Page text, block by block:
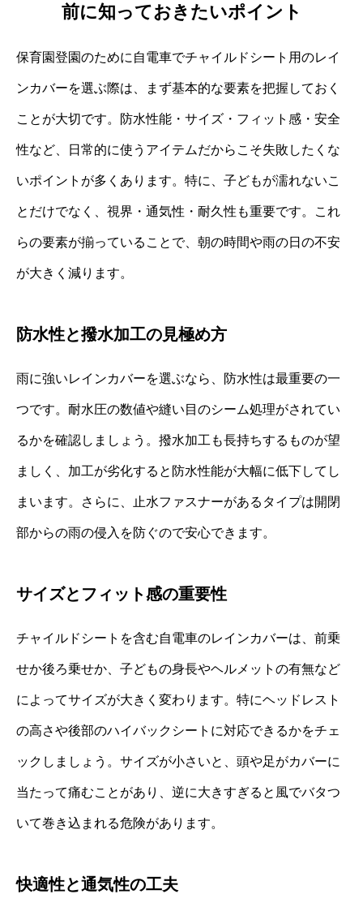
前に知っておきたいポイント
保育園登園のために自電車でチャイルドシート用のレイ
ンカバーを選ぶ際は、まず基本的な要素を把握しておく
ことが大切です。防水性能・サイズ・フィット感・安全
性など、日常的に使うアイテムだからこそ失敗したくな
いポイントが多くあります。特に、子どもが濡れないこ
とだけでなく、視界・通気性・耐久性も重要です。これ
らの要素が揃っていることで、朝の時間や雨の日の不安
が大きく減ります。
防水性と撥水加工の見極め方
雨に強いレインカバーを選ぶなら、防水性は最重要の一
つです。耐水圧の数値や縫い目のシーム処理がされてい
るかを確認しましょう。撥水加工も長持ちするものが望
ましく、加工が劣化すると防水性能が大幅に低下してし
まいます。さらに、止水ファスナーがあるタイプは開閉
部からの雨の侵入を防ぐので安心できます。
サイズとフィット感の重要性
チャイルドシートを含む自電車のレインカバーは、前乗
せか後ろ乗せか、子どもの身長やヘルメットの有無など
によってサイズが大きく変わります。特にヘッドレスト
の高さや後部のハイバックシートに対応できるかをチェ
ックしましょう。サイズが小さいと、頭や足がカバーに
当たって痛むことがあり、逆に大きすぎると風でバタつ
いて巻き込まれる危険があります。
快適性と通気性の工夫